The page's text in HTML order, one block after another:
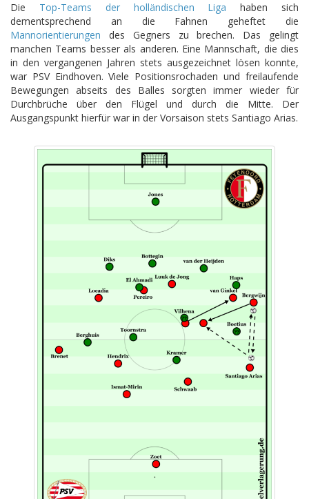
Die Top-Teams der holländischen Liga haben sich
dementsprechend an die Fahnen geheftet die
Mannorientierungen des Gegners zu brechen. Das gelingt
manchen Teams besser als anderen. Eine Mannschaft, die dies
in den vergangenen Jahren stets ausgezeichnet lösen konnte,
war PSV Eindhoven. Viele Positionsrochaden und freilaufende
Bewegungen abseits des Balles sorgten immer wieder für
Durchbrüche über den Flügel und durch die Mitte. Der
Ausgangspunkt hierfür war in der Vorsaison stets Santiago Arias.